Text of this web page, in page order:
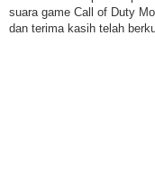
suara game Call of Duty
dan terima kasih telah